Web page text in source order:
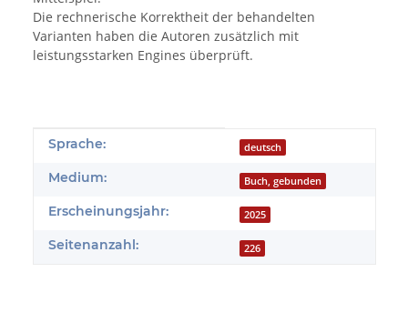
Die rechnerische Korrektheit der behandelten
Varianten haben die Autoren zusätzlich mit
leistungsstarken Engines überprüft.
Produkteigenschaft
Wert
Sprache: deutsch
Medium: Buch, gebunden
Erscheinungsjahr: 2025
Seitenanzahl: 226